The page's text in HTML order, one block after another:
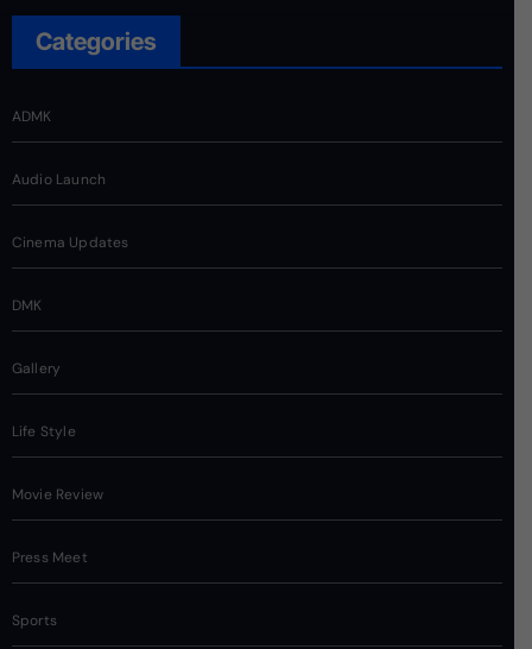
Categories
ADMK
Audio Launch
Cinema Updates
DMK
Gallery
Life Style
Movie Review
Press Meet
Sports